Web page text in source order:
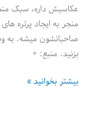
عکاسیش داره، سبک
منجر به ایجاد پرتره
صاحبانشون میشه. به
بزنید. منبع: +
حیوانات
بیشتر بخوانید »